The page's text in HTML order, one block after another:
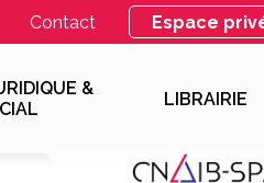
Contact Espace
&
LIBRAIRIE